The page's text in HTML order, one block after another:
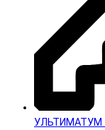
УЛЬТИМАТУМ